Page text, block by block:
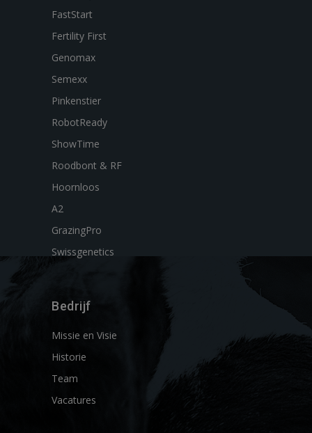
FastStart
Fertility First
Genomax
Semexx
Pinkenstier
RobotReady
ShowTime
Roodbont & RF
Hoornloos
A2
GrazingPro
Swissgenetics
Bedrijf
Missie en Visie
Historie
Team
Vacatures